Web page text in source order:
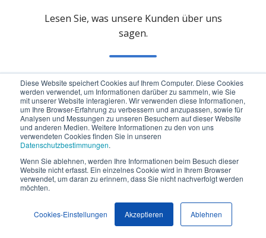
Diese Website speichert Cookies auf Ihrem Computer. Diese Cookies
werden verwendet, um Informationen darüber zu sammeln, wie Sie
mit unserer Website interagieren. Wir verwenden diese Informationen,
um Ihre Browser-Erfahrung zu verbessern und anzupassen, sowie für
Analysen und Messungen zu unseren Besuchern auf dieser Website
und anderen Medien. Weitere Informationen zu den von uns
verwendeten Cookies finden Sie in unseren
Datenschutzbestimmungen.
Wenn Sie ablehnen, werden Ihre Informationen beim Besuch dieser
Website nicht erfasst. Ein einzelnes Cookie wird in Ihrem Browser
verwendet, um daran zu erinnern, dass Sie nicht nachverfolgt werden
möchten.
Cookies-Einstellungen Akzeptieren Ablehnen
Lesen Sie, was unsere Kunden über uns
sagen.
"Es ist eine einfach zu bedienende
Backup Software. Ich bin überhaupt
nicht technisch begabt, aber mit
NovaBACKUP kann ich ein komplettes
Backup ohne Komplikationen und ohne
die Fehler, die andere gewöhnlich haben,
durchführen."